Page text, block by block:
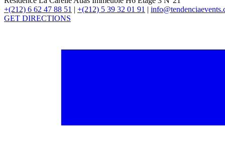
+(212) 6 62 47 88 51 | +(212) 5 39 32 01 91 |
GET DIRECTIONS